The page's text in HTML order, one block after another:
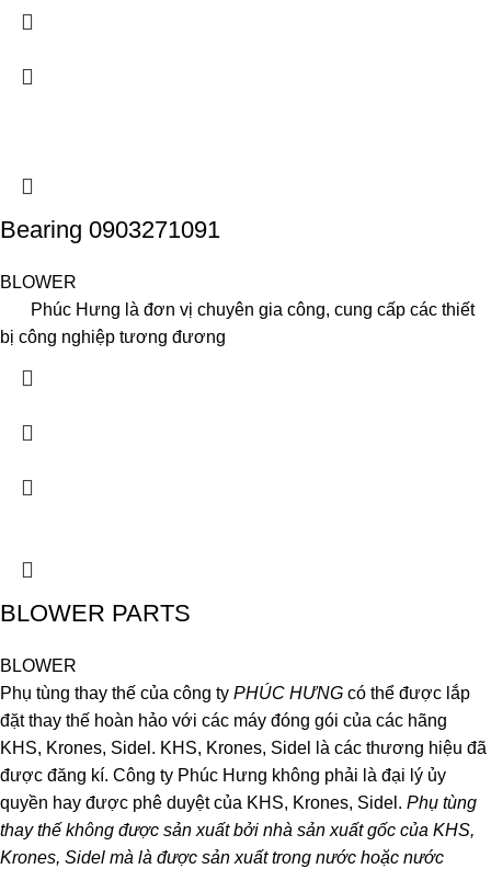
Bearing 0903271091
BLOWER
Phúc Hưng là đơn vị chuyên gia công, cung cấp các thiết
bị công nghiệp tương đương
BLOWER PARTS
BLOWER
Phụ tùng thay thế của công ty PHÚC HƯNG có thể được lắp
đặt thay thế hoàn hảo với các máy đóng gói của các hãng
KHS, Krones, Sidel. KHS, Krones, Sidel là các thương hiệu đã
được đăng kí. Công ty Phúc Hưng không phải là đại lý ủy
quyền hay được phê duyệt của KHS, Krones, Sidel. Phụ tùng
thay thế không được sản xuất bởi nhà sản xuất gốc của KHS,
Krones, Sidel mà là được sản xuất trong nước hoặc nước